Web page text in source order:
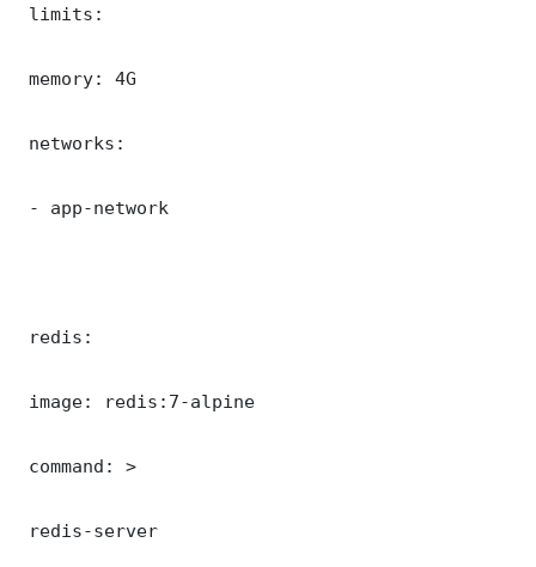
limits:
memory: 4G
networks:
- app-network
redis:
image: redis:7-alpine
command: >
redis-server